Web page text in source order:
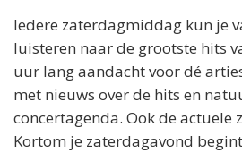
Iedere zaterdagmiddag kun je
luisteren naar de grootste hits
uur lang aandacht voor dé
met nieuws over de hits en
concertagenda. Ook de actuele
Kortom je zaterdagavond